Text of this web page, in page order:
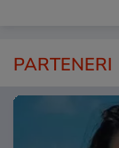
PARTENERI